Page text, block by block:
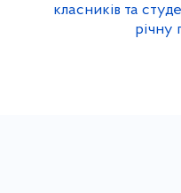
класників та
річну